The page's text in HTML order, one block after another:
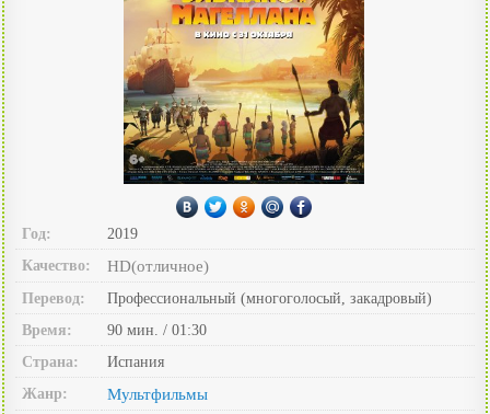
Год:
2019
Качество:
HD(отличное)
Перевод:
Профессиональный (многоголосый, закадровый)
Время:
90 мин. / 01:30
Страна:
Испания
Жанр:
Мультфильмы